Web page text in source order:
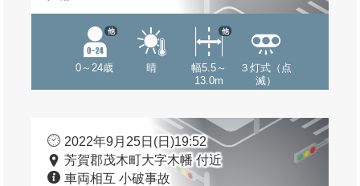
0～24歳
他
晴
幅5.5～
13.0m
他
３灯式（点
滅）
2022年9月25日(日)19:52
芳賀郡茂木町大字木幡 付近
車両相互 小破事故